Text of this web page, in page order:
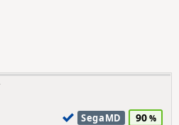
SegaMD 90